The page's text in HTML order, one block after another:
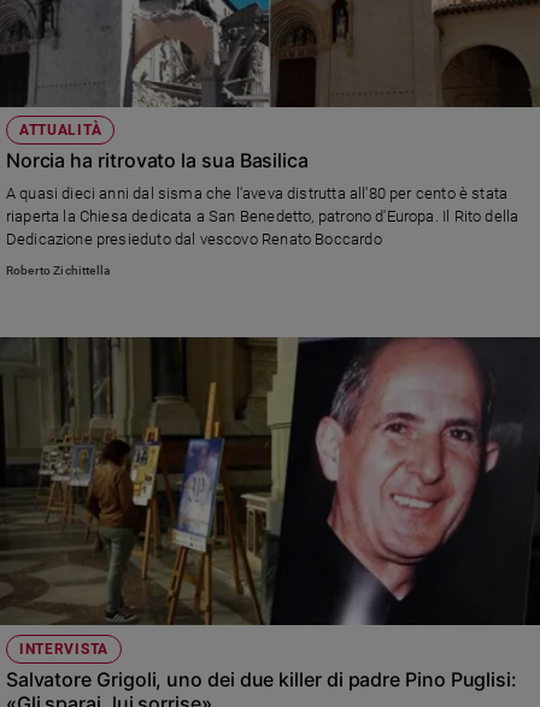
ATTUALITÀ
Norcia ha ritrovato la sua Basilica
A quasi dieci anni dal sisma che l'aveva distrutta all'80 per cento è stata
riaperta la Chiesa dedicata a San Benedetto, patrono d'Europa. Il Rito della
Dedicazione presieduto dal vescovo Renato Boccardo
Roberto Zichittella
INTERVISTA
Salvatore Grigoli, uno dei due killer di padre Pino Puglisi: